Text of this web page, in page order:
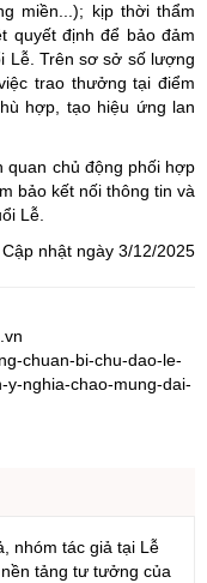
miền...); kịp thời thẩm
quyết định để bảo đảm
Lễ. Trên sơ sở số lượng
trao thưởng tại điểm
hợp, tạo hiệu ứng lan
quan chủ động phối hợp
bảo kết nối thông tin và
Lễ.
Cập nhật ngày 3/12/2025
chuan-bi-chu-dao-le-
y-nghia-chao-mung-dai-
nhóm tác giả tại Lễ
tảng tư tưởng của